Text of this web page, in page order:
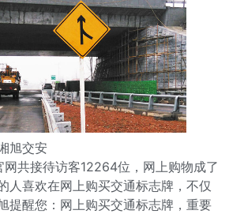
旭交安
共接待访客12264位，网上购物成了
人喜欢在网上购买交通标志牌，不仅
提醒您：网上购买交通标志牌，重要